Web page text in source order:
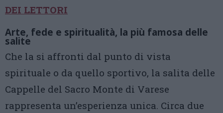
DEI LETTORI
Arte, fede e spiritualità, la più famosa delle
salite
Che la si affronti dal punto di vista
spirituale o da quello sportivo, la salita delle
Cappelle del Sacro Monte di Varese
rappresenta un’esperienza unica. Circa due